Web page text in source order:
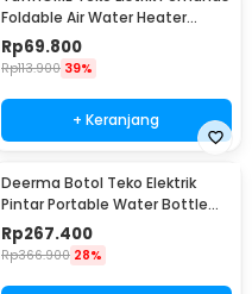
Foldable Air Water Heater
600W 600ml - HY-01
Rp69.800
Rp113.900 39%
+ Keranjang
Deerma Botol Teko Elektrik
Pintar Portable Water Bottle
300W 350ml - DEM-DR035S
Rp267.400
Rp366.900 28%